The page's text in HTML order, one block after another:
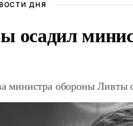
ДНЯ
осадил
министра обороны Ливты